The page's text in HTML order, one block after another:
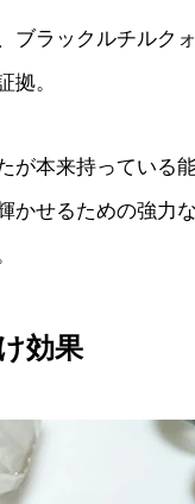
ブラックルチルク
拠。
が本来持っている
かせるための強力
効果